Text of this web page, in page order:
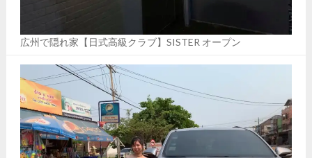
広州で隠れ家【日式高級クラブ】SISTER オープン